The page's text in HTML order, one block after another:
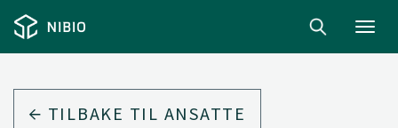
TILBAKE TIL ANSATTE